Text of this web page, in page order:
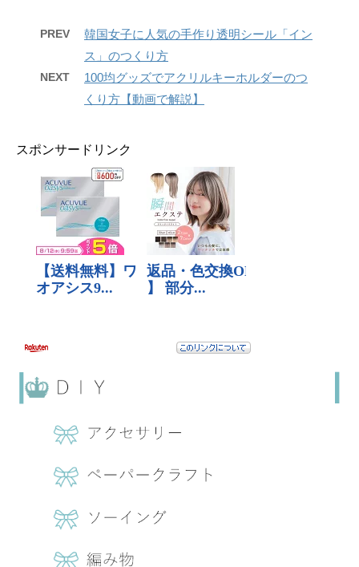
PREV
韓国女子に人気の手作り透明シール「イン
ス」のつくり方
NEXT
100均グッズでアクリルキーホルダーのつ
くり方【動画で解説】
スポンサードリンク